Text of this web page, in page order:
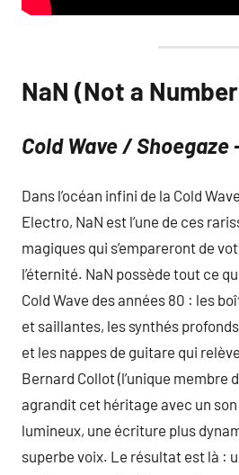
NaN (Not a
Cold Wave / Shoegaze
Dans l’océan infini de la Cold
Electro, NaN est l’une de ces
magiques qui s’empareront de
l’éternité. NaN possède tout ce
Cold Wave des années 80 : les
et saillantes, les synthés
et les nappes de guitare qui
Bernard Collot (l’unique membre
agrandit cet héritage avec un
lumineux, une écriture plus
superbe voix. Le résultat est là :